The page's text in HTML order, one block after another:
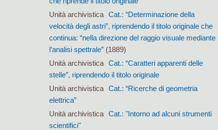
Unità archivistica Cat.: “Determinazione della
velocità degli astri”, riprendendo il titolo originale che
continua: “nella direzione del raggio visuale mediante
l’analisi spettrale”(1889)
Unità archivistica Cat.: “Caratteri apparenti delle
stelle”, riprendendo il titolo originale
Unità archivistica Cat.: “Ricerche di geometria
elettrica”
Unità archivistica Cat.: "Intorno ad alcuni strumenti
scientifici"